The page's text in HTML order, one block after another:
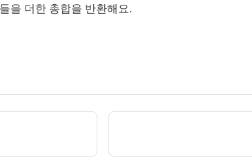
을 더한 총합을 반환해요.